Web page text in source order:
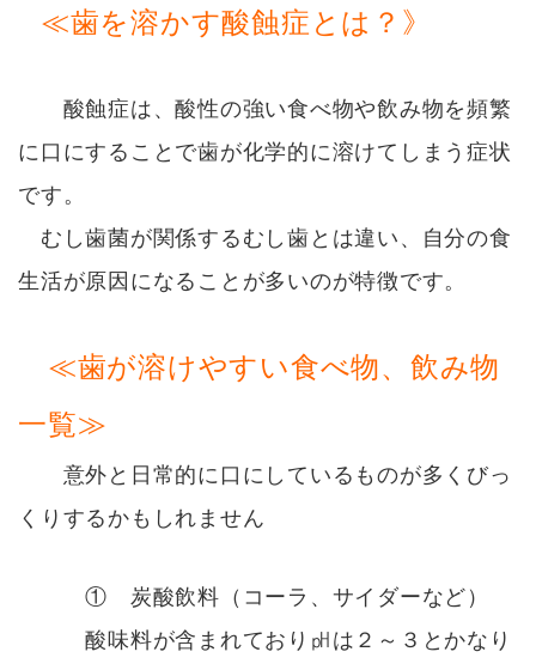
≪歯を溶かす酸蝕症とは？》
酸蝕症は、酸性の強い食べ物や飲み物を頻繁
に口にすることで歯が化学的に溶けてしまう症状
です。
むし歯菌が関係するむし歯とは違い、自分の食
生活が原因になることが多いのが特徴です。
≪歯が溶けやすい食べ物、飲み物
一覧≫
意外と日常的に口にしているものが多くびっ
くりするかもしれません
① 炭酸飲料（コーラ、サイダーなど）
酸味料が含まれており㏗は２～３とかなり